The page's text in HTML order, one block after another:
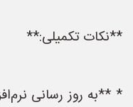
**نکات تکمیلی:**
* **به روز رسانی